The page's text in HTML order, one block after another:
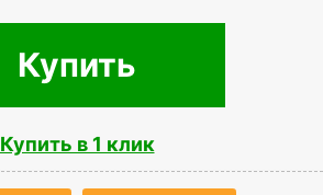
Купить
Купить в 1 клик